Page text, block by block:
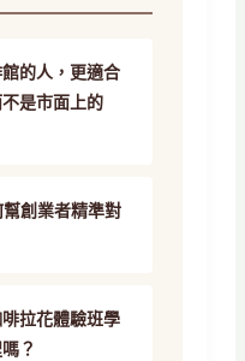
的人，更適合
是市面上的
創業者精準對
拉花體驗班學
？